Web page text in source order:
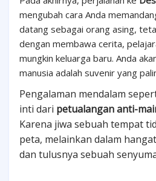
mengubah cara Anda
datang sebagai orang asing,
dengan membawa cerita,
mungkin keluarga baru. Anda
manusia adalah suvenir yang
Pengalaman mendalam
inti dari petualangan anti-
Karena jiwa sebuah tempat
peta, melainkan dalam
dan tulusnya sebuah